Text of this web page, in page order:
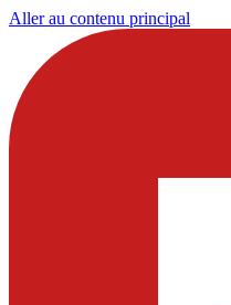
Aller au contenu principal